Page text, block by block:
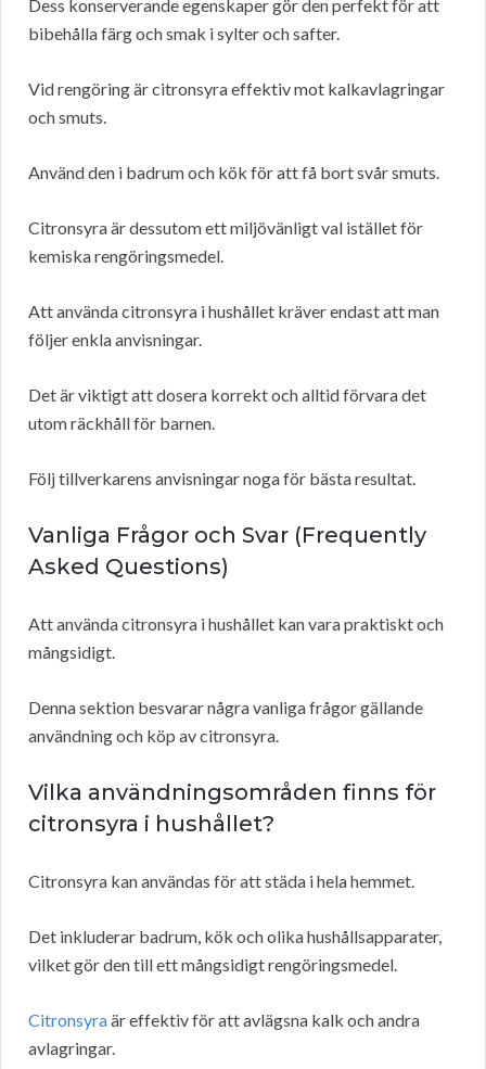
Dess konserverande egenskaper gör den perfekt för att
bibehålla färg och smak i sylter och safter.
Vid rengöring är citronsyra effektiv mot kalkavlagringar
och smuts.
Använd den i badrum och kök för att få bort svår smuts.
Citronsyra är dessutom ett miljövänligt val istället för
kemiska rengöringsmedel.
Att använda citronsyra i hushållet kräver endast att man
följer enkla anvisningar.
Det är viktigt att dosera korrekt och alltid förvara det
utom räckhåll för barnen.
Följ tillverkarens anvisningar noga för bästa resultat.
Vanliga Frågor och Svar (Frequently
Asked Questions)
Att använda citronsyra i hushållet kan vara praktiskt och
mångsidigt.
Denna sektion besvarar några vanliga frågor gällande
användning och köp av citronsyra.
Vilka användningsområden finns för
citronsyra i hushållet?
Citronsyra kan användas för att städa i hela hemmet.
Det inkluderar badrum, kök och olika hushållsapparater,
vilket gör den till ett mångsidigt rengöringsmedel.
Citronsyraär effektiv för att avlägsna kalk och andra
avlagringar.